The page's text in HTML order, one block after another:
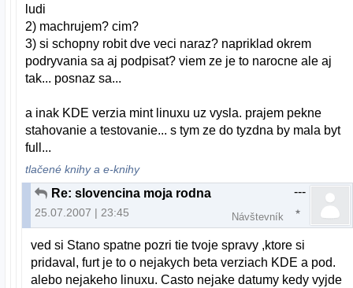
ludi
2) machrujem? cim?
3) si schopny robit dve veci naraz? napriklad okrem
podryvania sa aj podpisat? viem ze je to narocne ale aj
tak... posnaz sa...
a inak KDE verzia mint linuxu uz vysla. prajem pekne
stahovanie a testovanie... s tym ze do tyzdna by mala byt
full...
tlačené knihy a e-knihy
Re: slovencina moja rodna
25.07.2007 | 23:45
---
Návštevník
ved si Stano spatne pozri tie tvoje spravy ,ktore si
pridaval, furt je to o nejakych beta verziach KDE a pod.
alebo nejakeho linuxu. Casto nejake datumy kedy vyjde